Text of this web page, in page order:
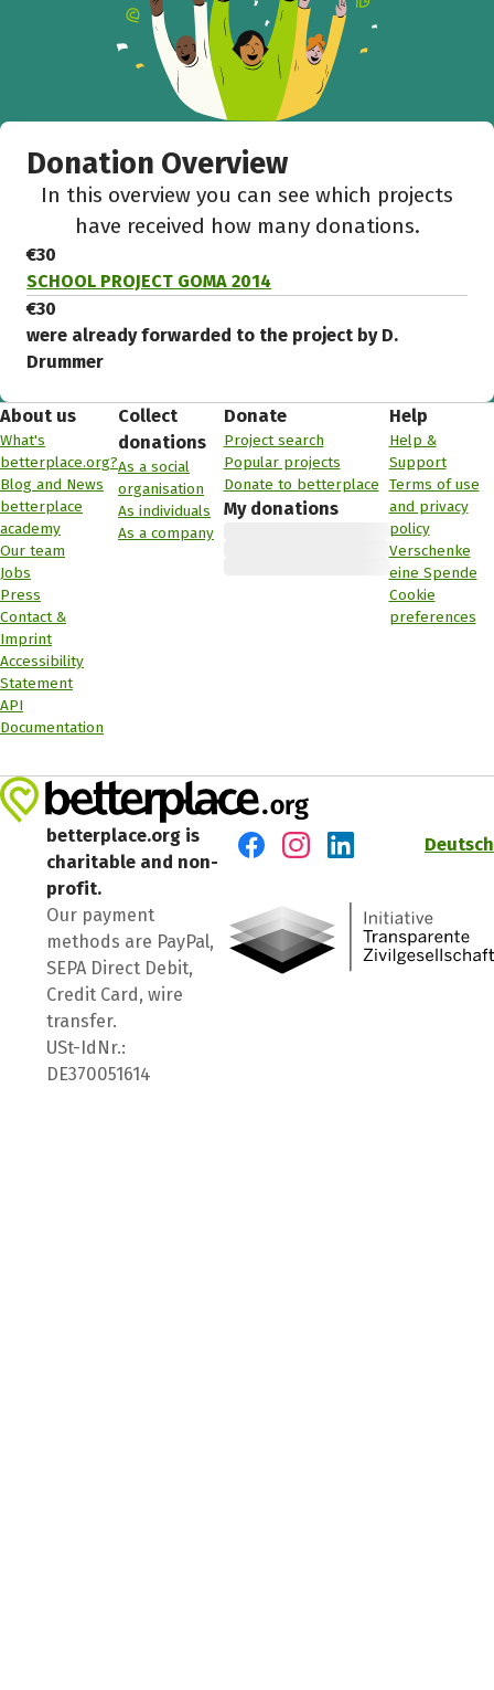
Donation Overview
In this overview you can see which projects
have received how many donations.
€30
SCHOOL PROJECT GOMA 2014
€30
were already forwarded to the project by D.
Drummer
About us
What's
betterplace.org?
Blog and News
betterplace
academy
Our team
Jobs
Press
Contact &
Imprint
Accessibility
Statement
API
Documentation
Collect
donations
As a social
organisation
As individuals
As a company
Donate
Project search
Popular projects
Donate to betterplace
My donations
Help
Help &
Support
Terms of use
and privacy
policy
Verschenke
eine Spende
Cookie
preferences
betterplace.org is
charitable and non-
profit.
Our payment
methods are PayPal,
SEPA Direct Debit,
Credit Card, wire
transfer.
USt-IdNr.:
DE370051614
Deutsch